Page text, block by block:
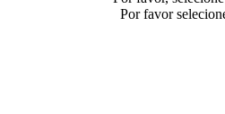
Por favor